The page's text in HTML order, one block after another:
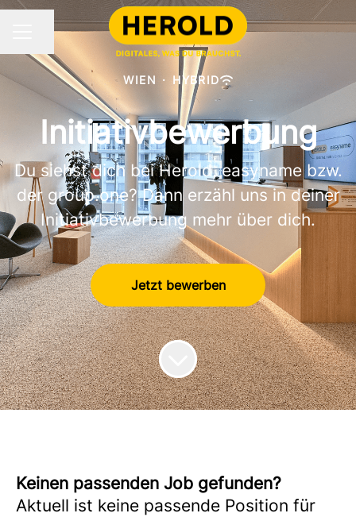
WIEN · HYBRID
Initiativbewerbung
Du siehst dich bei Herold, easyname bzw.
der group.one? Dann erzähl uns in deiner
Initiativbewerbung mehr über dich.
Jetzt bewerben
Keinen passenden Job gefunden?
Aktuell ist keine passende Position für